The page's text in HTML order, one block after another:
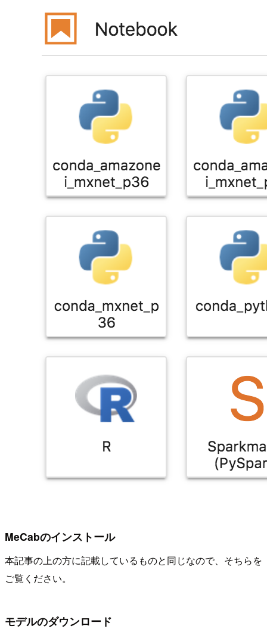
MeCabのインストール
本記事の上の方に記載しているものと同じなので、そちらを
ご覧ください。
モデルのダウンロード